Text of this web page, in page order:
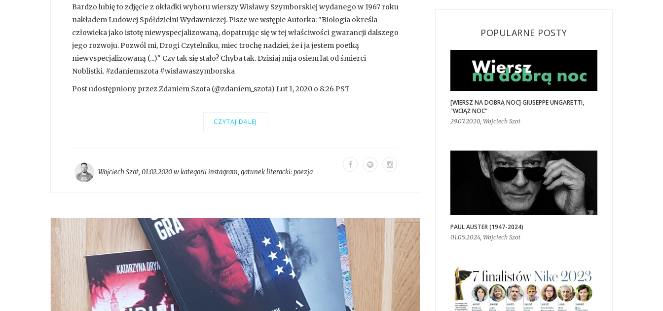
Bardzo lubię to zdjęcie z okładki wyboru wierszy Wisławy Szymborskiej wydanego w 1967 roku
nakładem Ludowej Spółdzielni Wydawniczej. Pisze we wstępie Autorka: "Biologia określa
człowieka jako istotę niewyspecjalizowaną, dopatrując się w tej właściwości gwarancji dalszego
jego rozwoju. Pozwól mi, Drogi Czytelniku, miec trochę nadziei, że i ja jestem poetką
niewyspecjalizowaną (...)" Czy tak się stało? Chyba tak. Dzisiaj mija osiem lat od śmierci
Noblistki. #zdaniemszota #wisławaszymborska
Post udostępniony przez Zdaniem Szota (@zdaniem_szota) Lut 1, 2020 o 8:26 PST
CZYTAJ DALEJ
Wojciech Szot, 01.02.2020 w kategoriiinstagram, gatunek literacki:poezja
POPULARNE POSTY
[WIERSZ NA DOBRĄ NOC] GIUSEPPE UNGARETTI,
"WCIĄŻ NOC"
29.07.2020, Wojciech Szot
PAUL AUSTER (1947-2024)
01.05.2024, Wojciech Szot